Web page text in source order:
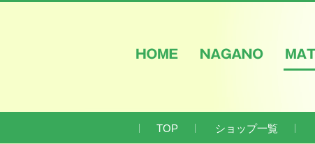
TOP ショップ一覧